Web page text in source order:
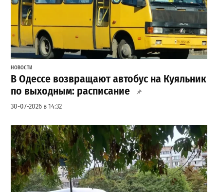
НОВОСТИ
В Одессе возвращают автобус на Куяльник
по выходным: расписание
30-07-2026 в 14:32